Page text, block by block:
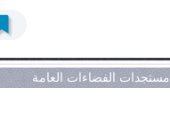
مستجدات الفضاءات العامة